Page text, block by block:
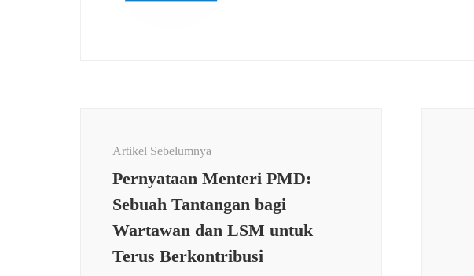
Artikel Sebelumnya
Pernyataan Menteri PMD:
Sebuah Tantangan bagi
Wartawan dan LSM untuk
Terus Berkontribusi